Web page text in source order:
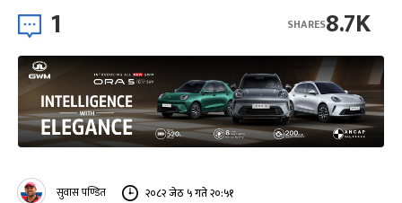
1 8.7K
SHARES
सुवास पण्डित २०८२ जेठ ५ गते २०:५१